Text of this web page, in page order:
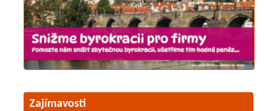
Zajímavosti